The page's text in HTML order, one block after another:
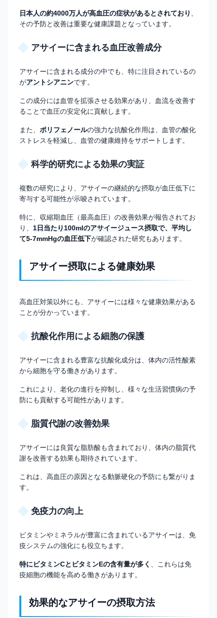
日本人の約4000万人が高血圧の症状があるとされており
その予防と改善は重要な健康課題となっています。
アサイーに含まれる血圧改善成分
アサイーに含まれる成分の中でも、特に注目されているの
がアントシアニンです。
この成分には血管を拡張させる効果があり、血流を改善す
ることで血圧の安定化に貢献します。
また、 ポリフェノールの強力な抗酸化作用は、血管の酸化
ストレスを軽減し、血管の健康維持をサポートします。
科学的研究による効果の実証
複数の研究により、アサイーの継続的な摂取が血圧低下に
寄与する可能性が示唆されています。
特に、収縮期血圧（最高血圧）の改善効果が報告されてお
り、 1日当たり100mlのアサイージュース摂取で、平均し
て5-7mmHgの血圧低下が確認された研究もあります。
アサイー摂取による健康効果
高血圧対策以外にも、アサイーには様々な健康効果がある
ことが分かっています。
抗酸化作用による細胞の保護
アサイーに含まれる豊富な抗酸化成分は、体内の活性酸素
から細胞を守る働きがあります。
これにより、老化の進行を抑制し、様々な生活習慣病の予
防にも貢献する可能性があります。
脂質代謝の改善効果
アサイーには良質な脂肪酸も含まれており、体内の脂質代
謝を改善する効果も期待されています。
これは、高血圧の原因となる動脈硬化の予防にも繋がりま
す。
免疫力の向上
ビタミンやミネラルが豊富に含まれているアサイーは、免
疫システムの強化にも役立ちます。
特にビタミンCとビタミンEの含有量が多く
、これらは免
疫細胞の機能を高める働きがあります。
効果的なアサイーの摂取方法